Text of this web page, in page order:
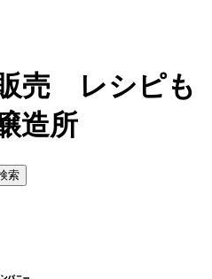
売 レシピも
造所